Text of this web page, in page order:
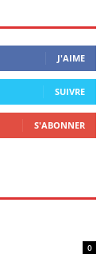
J'AIME
SUIVRE
S'ABONNER
0